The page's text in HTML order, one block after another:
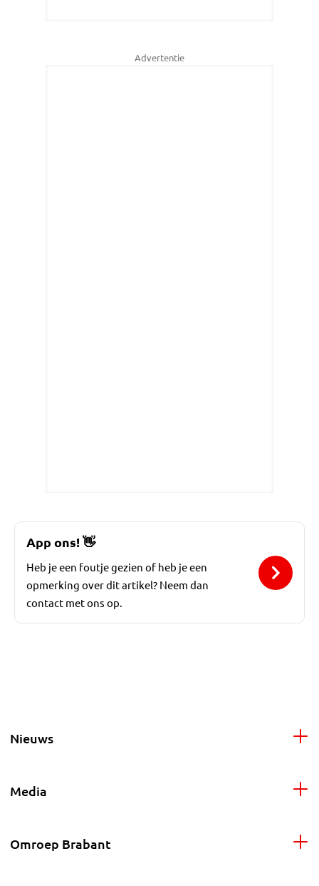
Advertentie
App ons!👋
Heb je een foutje gezien of heb je een
opmerking over dit artikel? Neem dan
contact met ons op.
Nieuws
Media
Omroep Brabant